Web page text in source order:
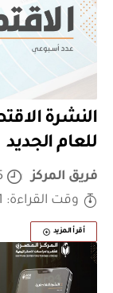
للعام الجديد
فريق المركز
وقت القراءة: 1 دقيقة
أقرأ المزيد